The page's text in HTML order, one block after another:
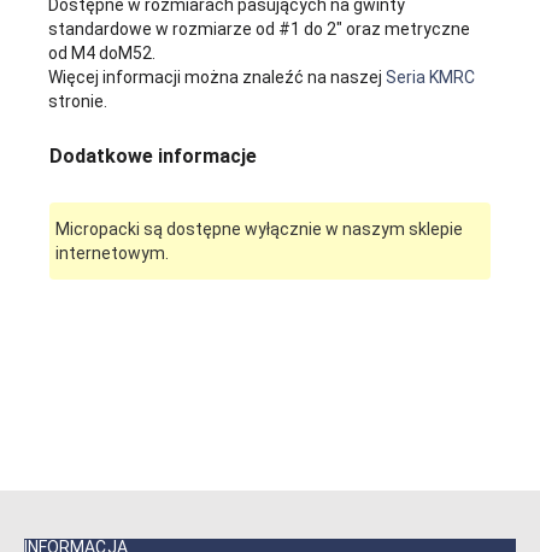
Dostępne w rozmiarach pasujących na gwinty
standardowe w rozmiarze od #1 do 2" oraz metryczne
od M4 doM52.
Więcej informacji można znaleźć na naszejSeria KMRC
stronie.
Dodatkowe informacje
Micropacki są dostępne wyłącznie w naszym sklepie
internetowym.
INFORMACJA